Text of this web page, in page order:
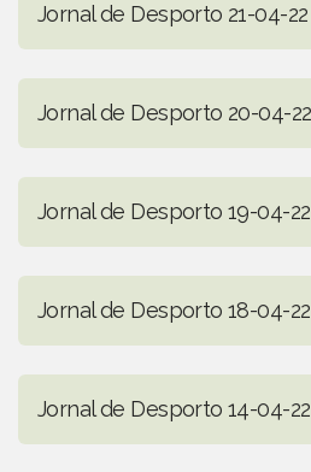
Jornal de Desporto 21-04-22
Jornal de Desporto 20-04-22
Jornal de Desporto 19-04-22
Jornal de Desporto 18-04-22
Jornal de Desporto 14-04-22